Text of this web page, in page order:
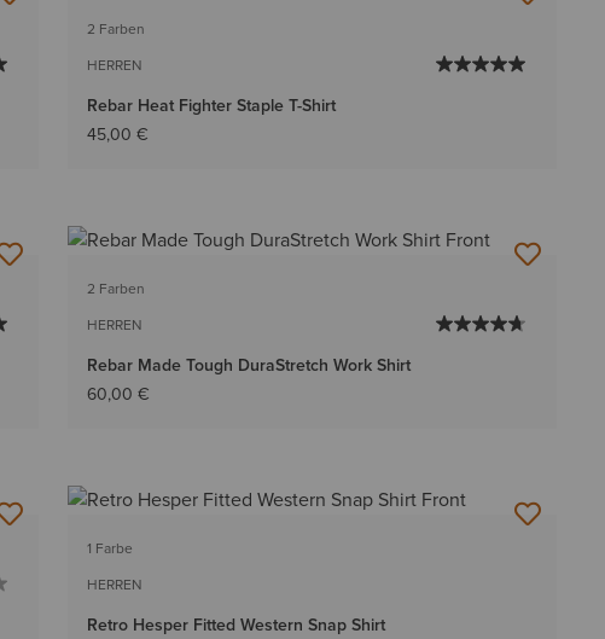
2 Farben
HERREN
Rebar Heat Fighter Staple T-Shirt
45,00 €
2 Farben
HERREN
Rebar Made Tough DuraStretch Work Shirt
60,00 €
1 Farbe
HERREN
Retro Hesper Fitted Western Snap Shirt